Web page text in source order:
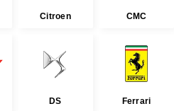
Citroen CMC
DS Ferrari